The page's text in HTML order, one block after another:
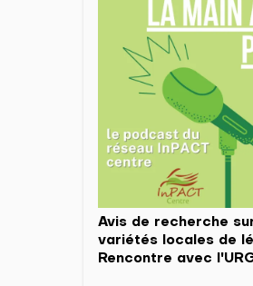
Avis de recherche
variétés locales de
Rencontre avec